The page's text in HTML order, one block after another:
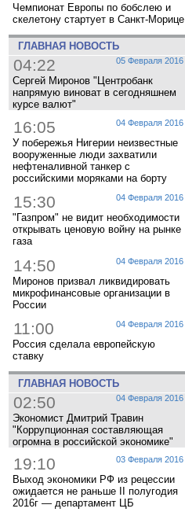
Чемпионат Европы по бобслею и
скелетону стартует в Санкт-Морице
ГЛАВНАЯ НОВОСТЬ
05 Февраля 2016
04:22
Сергей Миронов "Центробанк
напрямую виноват в сегодняшнем
курсе валют"
04 Февраля 2016
16:05
У побережья Нигерии неизвестные
вооруженные люди захватили
нефтеналивной танкер с
российскими моряками на борту
04 Февраля 2016
15:30
"Газпром" не видит необходимости
открывать ценовую войну на рынке
газа
04 Февраля 2016
14:50
Миронов призвал ликвидировать
микрофинансовые организации в
России
04 Февраля 2016
11:00
Россия сделала европейскую
ставку
ГЛАВНАЯ НОВОСТЬ
04 Февраля 2016
02:50
Экономист Дмитрий Травин
"Коррупционная составляющая
огромна в российской экономике"
03 Февраля 2016
19:10
Выход экономики РФ из рецессии
ожидается не раньше II полугодия
2016г — департамент ЦБ